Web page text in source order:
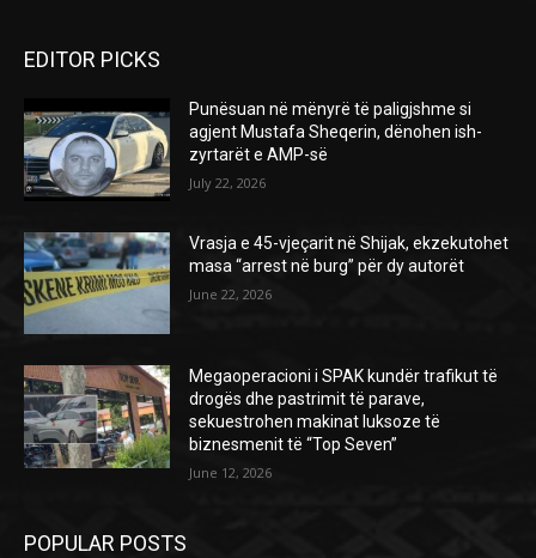
EDITOR PICKS
Punësuan në mënyrë të paligjshme si
agjent Mustafa Sheqerin, dënohen ish-
zyrtarët e AMP-së
July 22, 2026
Vrasja e 45-vjeçarit në Shijak, ekzekutohet
masa “arrest në burg” për dy autorët
June 22, 2026
Megaoperacioni i SPAK kundër trafikut të
drogës dhe pastrimit të parave,
sekuestrohen makinat luksoze të
biznesmenit të “Top Seven”
June 12, 2026
POPULAR POSTS